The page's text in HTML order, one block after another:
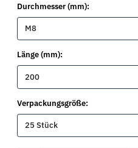
Durchmesser (mm):
M8
Länge (mm):
200
Verpackungsgröße:
25 Stück